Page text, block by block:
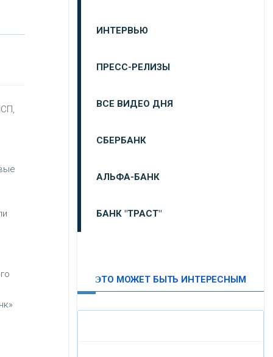
ИНТЕРВЬЮ
ПРЕСС-РЕЛИЗЫ
ВСЕ ВИДЕО ДНЯ
СБЕРБАНК
АЛЬФА-БАНК
БАНК "ТРАСТ"
ЭТО МОЖЕТ БЫТЬ ИНТЕРЕСНЫМ